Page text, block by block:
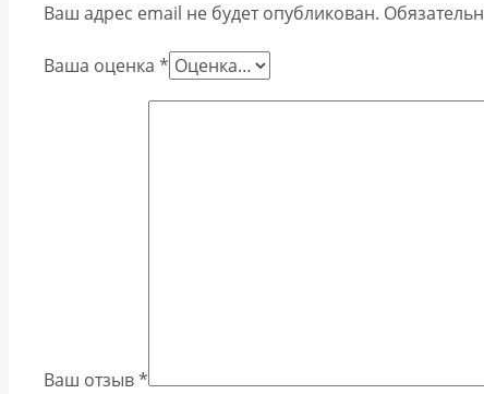
Ваш адрес email не будет опубликован.
Ваша оценка *
Ваш отзыв*